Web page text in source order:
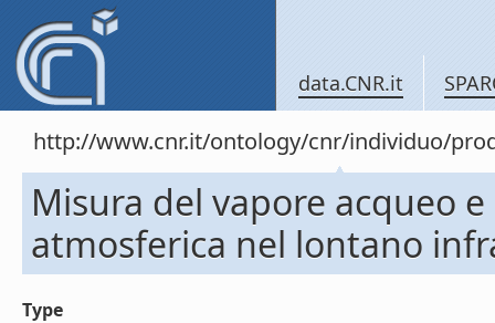
data.CNR.it
http://www.cnr.it/ontology/cnr/individuo/
Misura del vapore acqueo
atmosferica nel lontano
Type